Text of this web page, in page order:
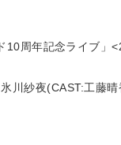
10周年記念ライブ」
川紗夜(CAST:工藤